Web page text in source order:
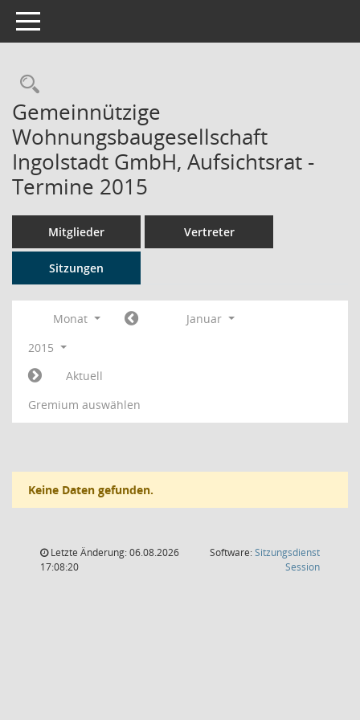
Toggle navigation
Rechercheauswahl
Gemeinnützige
Wohnungsbaugesellschaft
Ingolstadt GmbH, Aufsichtsrat -
Termine 2015
Mitglieder Vertreter
Sitzungen
Monat
Januar
2015
Aktuell
Gremium auswählen
Keine Daten gefunden.
Letzte Änderung: 06.08.2026
17:08:20
Software:Sitzungsdienst
Session(Wird in